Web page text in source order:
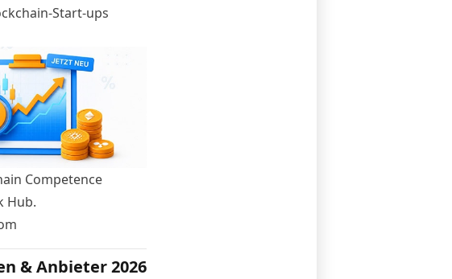
Start-ups
Competence
Hub.
& Anbieter 2026